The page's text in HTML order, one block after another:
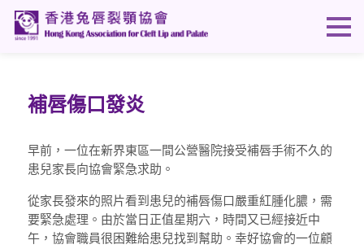
補唇傷口發炎
早前， 一位在新界東區一間公營醫院接受補唇手術不久的
患兒家長向協會緊急求助。
從家長發來的照片看到患兒的補唇傷口嚴重紅腫化膿，需
要緊急處理。由於當日正值星期六，時間又已經接近中
午， 協會職員很困難給患兒找到幫助。 幸好協會的一位顧